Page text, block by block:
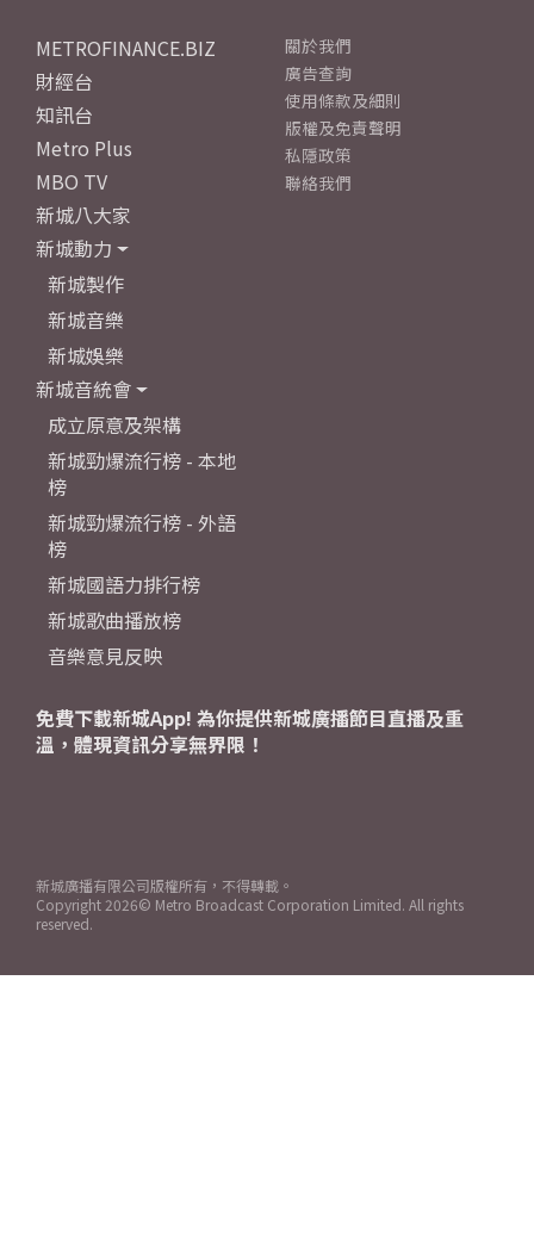
METROFINANCE.BIZ
財經台
知訊台
Metro Plus
MBO TV
新城八大家
新城動力
新城製作
新城音樂
新城娛樂
新城音統會
成立原意及架構
新城勁爆流行榜 - 本地
榜
新城勁爆流行榜 - 外語
榜
新城國語力排行榜
新城歌曲播放榜
音樂意見反映
關於我們
廣告查詢
使用條款及細則
版權及免責聲明
私隱政策
聯絡我們
免費下載新城App! 為你提供新城廣播節目直播及重
溫，體現資訊分享無界限！
新城廣播有限公司版權所有，不得轉載。
Copyright 2026© Metro Broadcast Corporation Limited. All rights
reserved.